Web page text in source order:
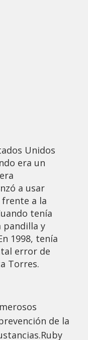
Unidos
era un
a usar
a la
tenía
pandilla y
1998, tenía
error de
Torres.
de la